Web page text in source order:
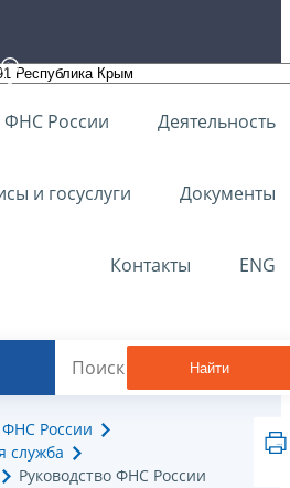
ФНС России Деятельность
и госуслуги Документы
Контакты ENG
Найти
России
служба
Руководство ФНС России